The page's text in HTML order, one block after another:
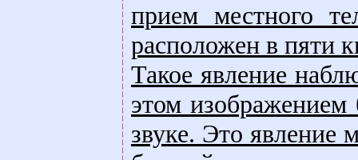
прием местного
расположен в пяти
Такое явление
этом
звуке. Это явление